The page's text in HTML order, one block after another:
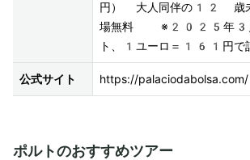
円） 大人同伴の12 歳未
場無料  ※2025年3
ト、1ユーロ＝161円で
公式サイト https://palaciodabolsa.com/
ポルトのおすすめツアー